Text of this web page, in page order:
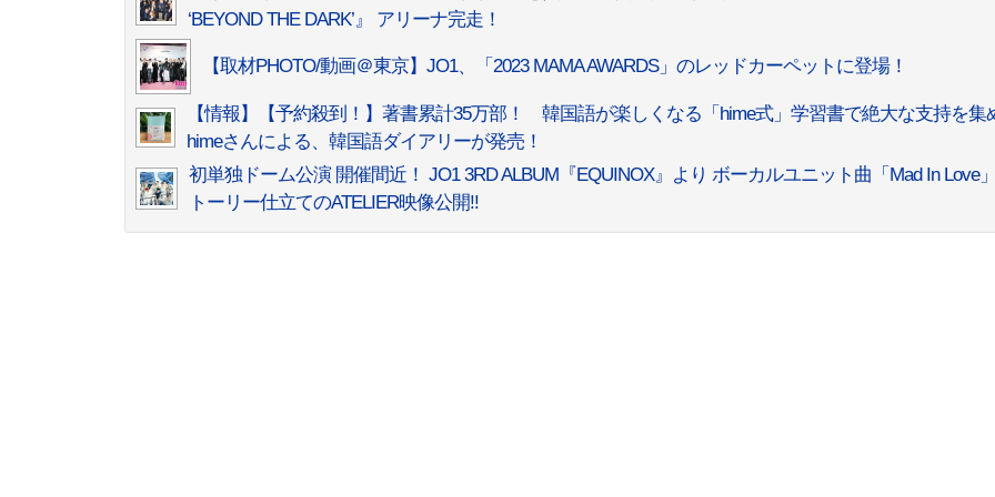
‘BEYOND THE DARK’』 アリーナ完走！
【取材PHOTO/動画＠東京】JO1、「2023 MAMA AWARDS」のレッドカーペットに登場！
【情報】【予約殺到！】著書累計35万部！ 韓国語が楽しくなる「hime式」学習書で絶大な支持を集
himeさんによる、韓国語ダイアリーが発売！
初単独ドーム公演 開催間近！ JO1 3RD ALBUM『EQUINOX』より ボーカルユニット曲「Mad In Love
トーリー仕立てのATELIER映像公開!!